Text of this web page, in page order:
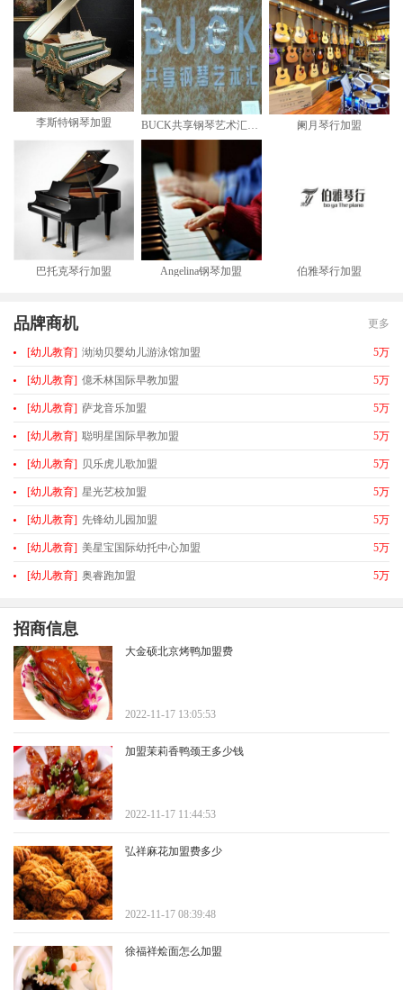
李斯特钢琴加盟 BUCK共享钢琴艺术汇加盟 阑月琴行加盟
巴托克琴行加盟 Angelina钢琴加盟 伯雅琴行加盟
品牌商机 更多
[幼儿教育] 泑泑贝婴幼儿游泳馆加盟 5万
[幼儿教育] 億禾林国际早教加盟 5万
[幼儿教育] 萨龙音乐加盟 5万
[幼儿教育] 聪明星国际早教加盟 5万
[幼儿教育] 贝乐虎儿歌加盟 5万
[幼儿教育] 星光艺校加盟 5万
[幼儿教育] 先锋幼儿园加盟 5万
[幼儿教育] 美星宝国际幼托中心加盟 5万
[幼儿教育] 奥睿跑加盟 5万
招商信息
大金硕北京烤鸭加盟费
2022-11-17 13:05:53
加盟茉莉香鸭颈王多少钱
2022-11-17 11:44:53
弘祥麻花加盟费多少
2022-11-17 08:39:48
徐福祥烩面怎么加盟